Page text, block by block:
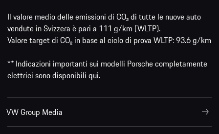
Il valore medio delle emissioni di CO₂ di tutte le nuove auto
vendute in Svizzera è pari a 111 g/km (WLTP).
Valore target di CO₂ in base al ciclo di prova WLTP: 93.6 g/km
** Indicazioni importanti sui modelli Porsche completamente
elettrici sono disponibili qui.
VW Group Media